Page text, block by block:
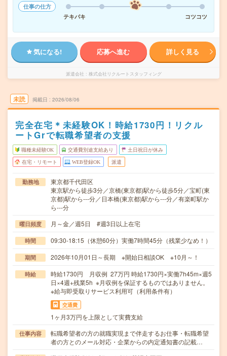
仕事の仕方
テキパキ
コツコツ
気になる! 応募へ進む 詳しく見る
派遣会社 株式会社リクルートスタッフィング
未読 掲載日 2026/08/06
完全在宅＊未経験OK！時給1730円！リクル
ートGrで転職希望者の支援
職種未経験OK 交通費別途支給あり 土日祝日が休み
在宅・リモート WEB登録OK 派遣
勤務地
東京都千代田区
東京駅から徒歩3分／京橋(東京都)駅から徒歩5分／宝町(東
京都)駅から---分／日本橋(東京都)駅から---分／有楽町駅か
ら---分
曜日頻度 月～金／週5日 #週3日以上在宅
時間 09:30-18:15（休憩60分）実働7時間45分（残業少なめ！）
期間 2026年10月01日～長期 ※開始日相談OK ※10月～！
時給
時給1730円 月収例 27万円 時給1730円×実働7h45m×週5
日×4週+残業5h ※月収例を保証するものではありません。
※給与即受取りサービス利用可（利用条件有）
交通費
1ヶ月3万円を上限として実費支給
仕事内容
転職希望者の方の就職実現まで伴走するお仕事・転職希望
者の方とのメール対応・企業からの内定通知書の記載…